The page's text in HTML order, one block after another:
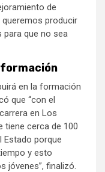
de
producir
para que no sea
formación
en la formación
que “con el
en Los
tiene cerca de 100
Estado porque
y esto
jóvenes”, finalizó.